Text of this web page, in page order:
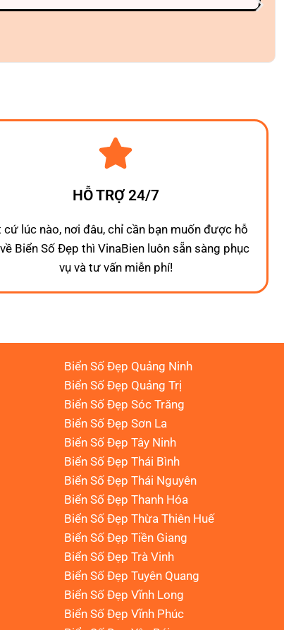
HỖ TRỢ 24/7
cứ lúc nào, nơi đâu, chỉ cần bạn muốn được hỗ
Biển Số Đẹp thì VinaBien luôn sẵn sàng phục
vụ và tư vấn miễn phí!
Biển Số Đẹp Quảng Ninh
Biển Số Đẹp Quảng Trị
Biển Số Đẹp Sóc Trăng
Biển Số Đẹp Sơn La
Biển Số Đẹp Tây Ninh
Biển Số Đẹp Thái Bình
Biển Số Đẹp Thái Nguyên
Biển Số Đẹp Thanh Hóa
Biển Số Đẹp Thừa Thiên Huế
Biển Số Đẹp Tiền Giang
Biển Số Đẹp Trà Vinh
Biển Số Đẹp Tuyên Quang
Biển Số Đẹp Vĩnh Long
Biển Số Đẹp Vĩnh Phúc